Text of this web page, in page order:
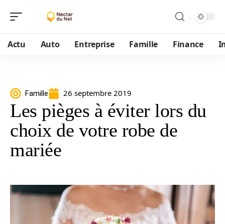
Actu Auto Entreprise Famille Finance
Famille 26 septembre 2019
Les pièges à éviter lors du
choix de votre robe de
mariée